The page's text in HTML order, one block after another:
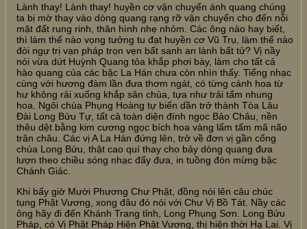
Lành thay! Lành thay! huyền cơ vận chuyển ánh quang chúng
ta bị mờ thay vào dòng quang rạng rỡ vận chuyển cho đến nỗi
mặt đất rung rinh, thân hình nhẹ nhỏm. Các ông nào hay biết,
thì làm thế nào vọng tưởng tu đạt huyền cơ Vũ Trụ, làm thế nào
đòi ngự trị vạn pháp trọn vẹn bất sanh an lành bất tử? Vị nầy
nói vừa dứt Huỳnh Quang tỏa khắp phơi bày, làm cho tất cả
hào quang của các bậc La Hán chưa còn nhìn thấy. Tiếng nhạc
cùng với hương đàm lần đưa thơm ngát, có từng cánh hoa từ
hư không rải xuống khắp sân chùa, tựa như trải tấm nhung
hoa. Ngôi chùa Phụng Hoàng tự biến dần trở thành Tòa Lâu
Đài Long Bửu Tự, tất cả toàn diện đính ngọc Bảo Châu, nền
thêu dệt bằng kim cương ngọc bích hoa vàng lấm tấm mã não
trân châu. Các vị A La Hán đứng lên, trở về đơn vị gần cổng
chùa Long Bửu, thật cao quí thay cho bảy dòng quang đưa
lượn theo chiều sóng nhạc đẩy đưa, in tuồng đón mừng bậc
Chánh Giác.
Khi bấy giờ Mười Phương Chư Phật, đồng nói lên câu chúc
tụng Phật Vương, xong đâu đó nói với Chư Vị Bồ Tát. Nầy các
ông hãy đi đến Khánh Trang tỉnh, Long Phụng Sơn. Long Bửu
Pháp, có Vị Phật Pháp Hiện Phật Vương, thị hiện thời Hạ Lai. Vị